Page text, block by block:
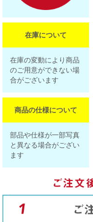
在庫について
在庫の変動により商品
のご用意ができない場
合がございます
商品の仕様について
部品や仕様が一部写真
と異なる場合がござい
ます